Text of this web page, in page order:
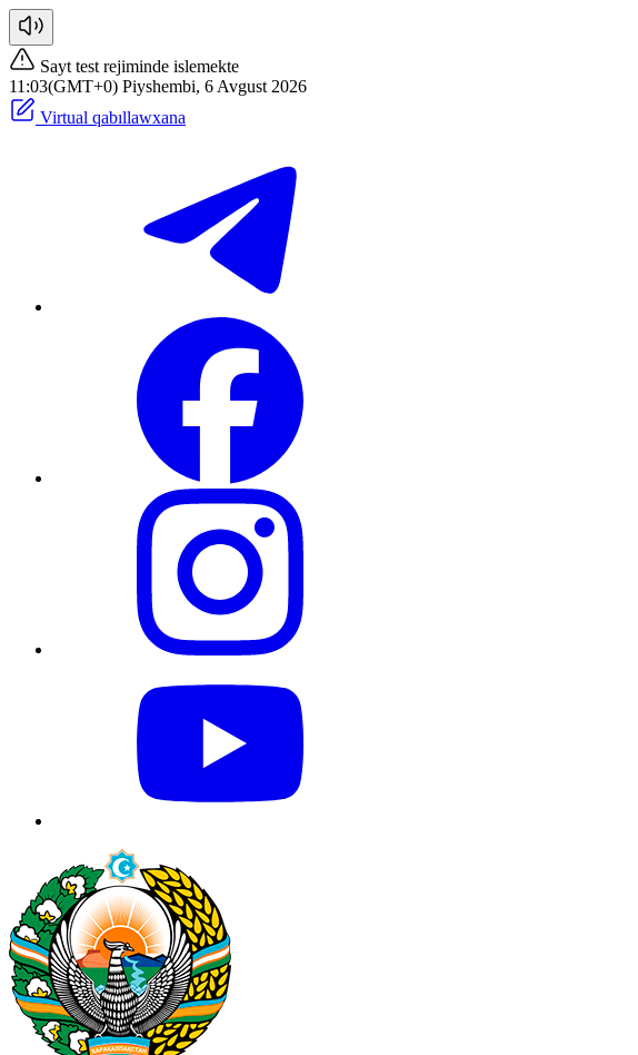
Sayt test rejiminde islemekte
11:03(GMT+0) Piyshembi, 6 Avgust 2026
Virtual qabıllawxana